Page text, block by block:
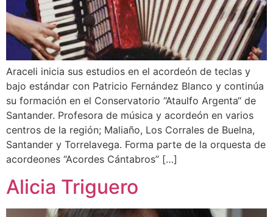
Araceli inicia sus estudios en el acordeón de teclas y
bajo estándar con Patricio Fernández Blanco y continúa
su formación en el Conservatorio “Ataulfo Argenta“ de
Santander. Profesora de música y acordeón en varios
centros de la región; Maliaño, Los Corrales de Buelna,
Santander y Torrelavega. Forma parte de la orquesta de
acordeones “Acordes Cántabros” […]
Alicia Triguero